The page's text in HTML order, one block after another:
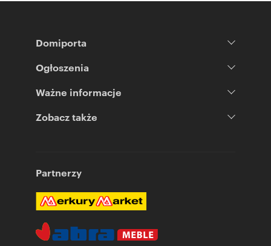
Domiporta
Ogłoszenia
Ważne informacje
Zobacz także
Partnerzy